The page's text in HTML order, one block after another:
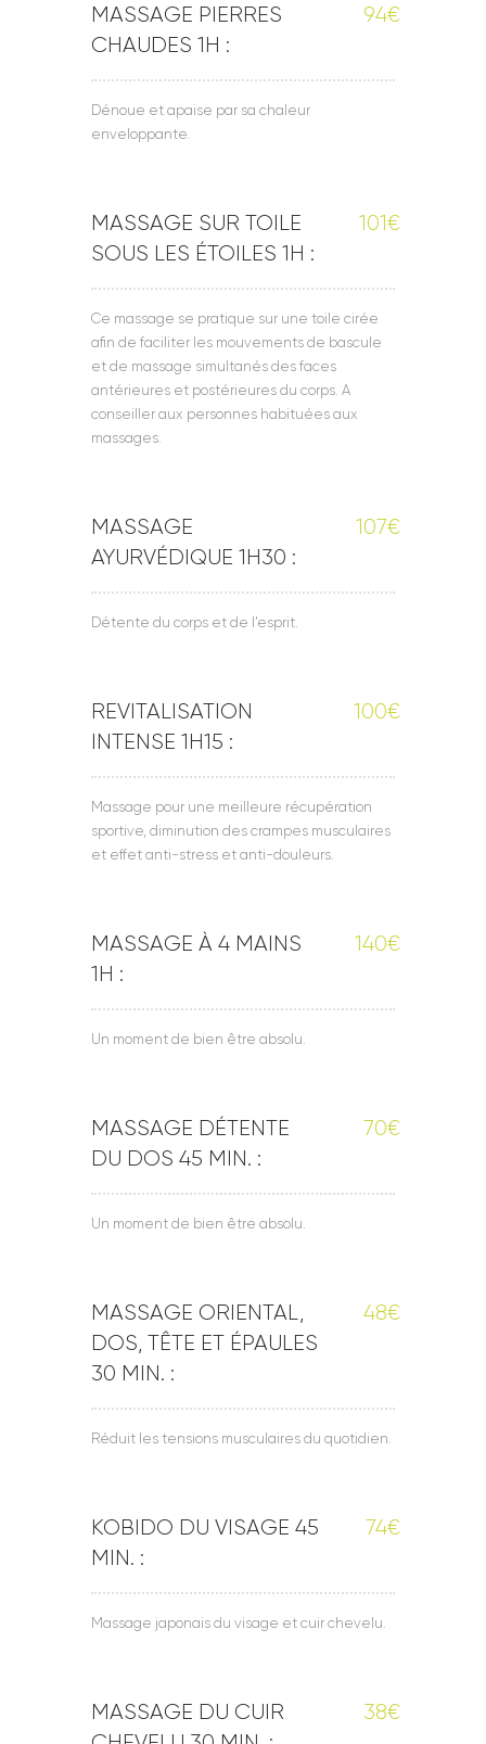
MASSAGE PIERRES
CHAUDES 1H :
94€
Dénoue et apaise par sa chaleur
enveloppante.
MASSAGE SUR TOILE
SOUS LES ÉTOILES 1H :
101€
Ce massage se pratique sur une toile cirée
afin de faciliter les mouvements de bascule
et de massage simultanés des faces
antérieures et postérieures du corps. A
conseiller aux personnes habituées aux
massages.
MASSAGE
AYURVÉDIQUE 1H30 :
107€
Détente du corps et de l’esprit.
REVITALISATION
INTENSE 1H15 :
100€
Massage pour une meilleure récupération
sportive, diminution des crampes musculaires
et effet anti-stress et anti-douleurs.
MASSAGE À 4 MAINS
1H :
140€
Un moment de bien être absolu.
MASSAGE DÉTENTE
DU DOS 45 MIN. :
70€
Un moment de bien être absolu.
MASSAGE ORIENTAL,
DOS, TÊTE ET ÉPAULES
30 MIN. :
48€
Réduit les tensions musculaires du quotidien.
KOBIDO DU VISAGE 45
MIN. :
74€
Massage japonais du visage et cuir chevelu.
MASSAGE DU CUIR
38€